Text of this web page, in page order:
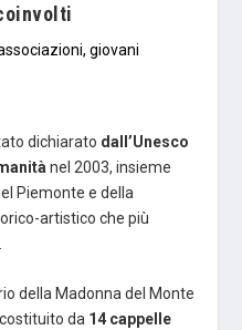
giovani
dichiarato dall’Unesco
nel 2003, insieme
Piemonte e della
artistico che più
della Madonna del Monte
da 14 cappelle